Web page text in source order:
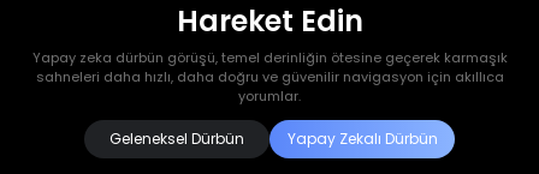
Hareket Edin
Yapay zeka dürbün görüşü, temel derinliğin ötesine geçerek karmaşık
sahneleri daha hızlı, daha doğru ve güvenilir navigasyon için akıllıca
yorumlar.
Geleneksel Dürbün Yapay Zekalı Dürbün